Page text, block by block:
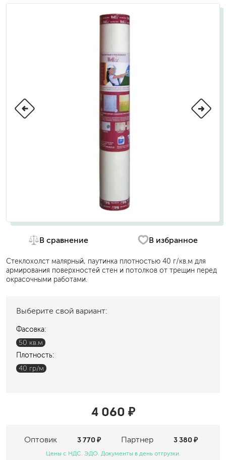
В сравнение В избранное
Стеклохолст малярный, паутинка плотностью 40 г/кв.м для
армирования поверхностей стен и потолков от трещин перед
окрасочными работами.
Выберите свой вариант:
Фасовка:
50 кв.м
Плотность:
40 гр/м
4 060 ₽
Оптовик Партнер
3 770 ₽ 3 380 ₽
Цены с НДС. ЭДО. Документы в день отгрузки.